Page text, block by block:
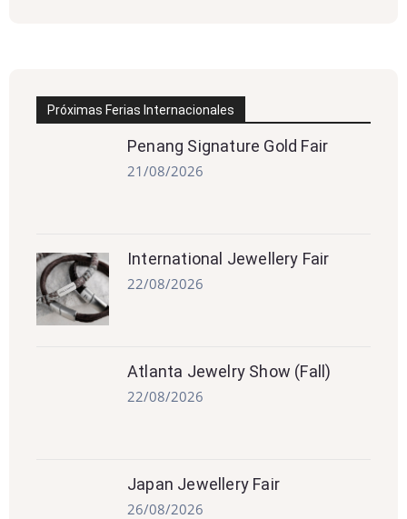
Próximas Ferias Internacionales
Penang Signature Gold Fair
21/08/2026
International Jewellery Fair
22/08/2026
Atlanta Jewelry Show (Fall)
22/08/2026
Japan Jewellery Fair
26/08/2026